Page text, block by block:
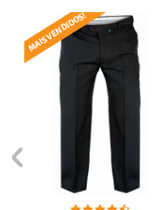
MAIS VENDIDOS!